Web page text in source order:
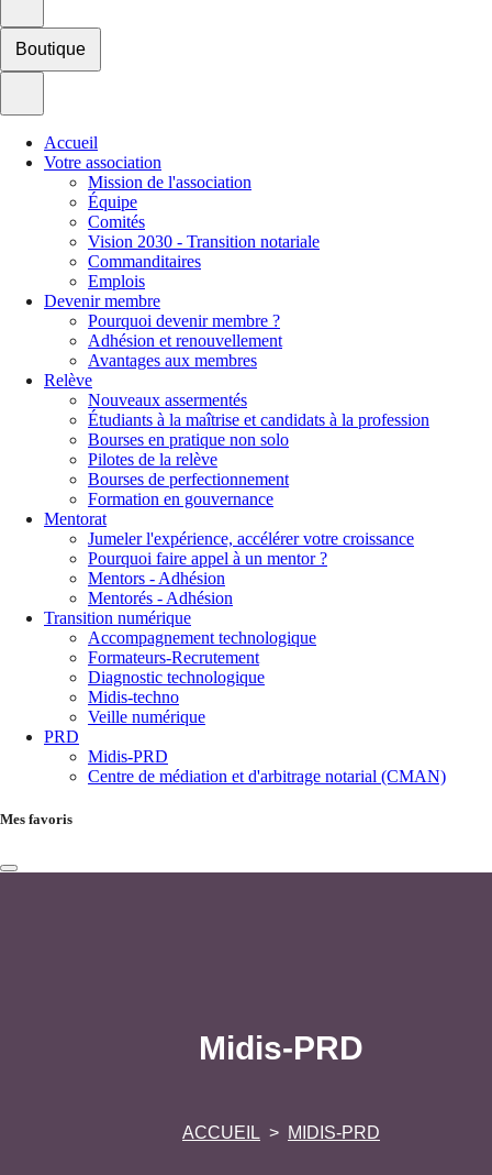
Boutique
Accueil
Votre association
Mission de l'association
Équipe
Comités
Vision 2030 - Transition notariale
Commanditaires
Emplois
Devenir membre
Pourquoi devenir membre ?
Adhésion et renouvellement
Avantages aux membres
Relève
Nouveaux assermentés
Étudiants à la maîtrise et candidats à la profession
Bourses en pratique non solo
Pilotes de la relève
Bourses de perfectionnement
Formation en gouvernance
Mentorat
Jumeler l'expérience, accélérer votre croissance
Pourquoi faire appel à un mentor ?
Mentors - Adhésion
Mentorés - Adhésion
Transition numérique
Accompagnement technologique
Formateurs-Recrutement
Diagnostic technologique
Midis-techno
Veille numérique
PRD
Midis-PRD
Centre de médiation et d'arbitrage notarial (CMAN)
Mes favoris
Midis-PRD
ACCUEIL MIDIS-PRD